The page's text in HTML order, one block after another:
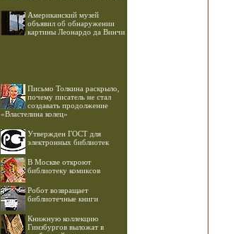
Американский музей
объявил об обнаружении
картины Леонардо да Винчи
Письмо Толкина раскрыло,
почему писатель не стал
создавать продолжение
«Властелина колец»
Утвержден ГОСТ для
электронных библиотек
В Москве откроют
библиотеку комиксов
Робот возвращает
библиотечные книги
Книжную коллекцию
Гинзбургов выложат в